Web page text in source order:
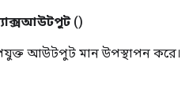
()
আউটপুট মান উপস্থাপন করে।